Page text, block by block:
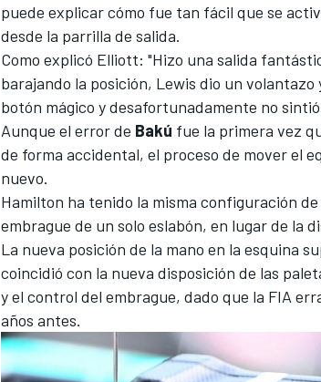
puede explicar cómo fue tan fácil que se
desde la parrilla de salida.
Como explicó Elliott: "Hizo una salida
barajando la posición, Lewis dio un
botón mágico y desafortunadamente no
Aunque el error de Bakú fue la primera vez
de forma accidental, el proceso de mover el
nuevo.
Hamilton ha tenido la misma configuración
embrague de un solo eslabón, en lugar de la
La nueva posición de la mano en la esquina
coincidió con la nueva disposición de las
y el control del embrague, dado que la FIA
años antes.